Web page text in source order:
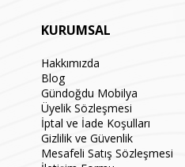
KURUMSAL
Hakkımızda
Blog
Gündoğdu Mobilya
Üyelik Sözleşmesi
İptal ve İade Koşulları
Gizlilik ve Güvenlik
Mesafeli Satış Sözleşmesi